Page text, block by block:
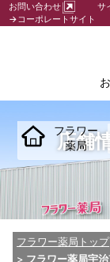
フラワー
薬局
お問い合わせ
サ
→コーポレートサイト
店舗
フラワー薬局トップ
フラワー薬局宇